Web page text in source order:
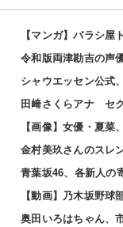
【マンガ】バラシ
令和版両津勘吉の声
シャウエッセン公式
田﨑さくらアナ セ
【画像】女優・夏
奥田いろはちゃん、